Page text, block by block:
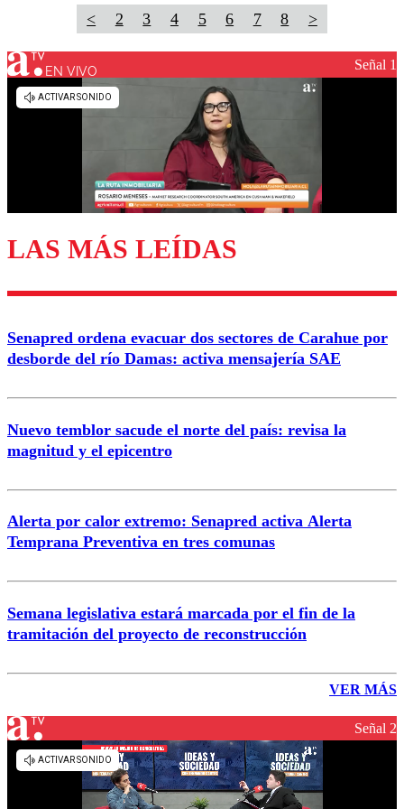
< 2 3 4 5 6 7 8 >
EN VIVO Señal 1
LAS MÁS LEÍDAS
Senapred ordena evacuar dos sectores de Carahue por
desborde del río Damas: activa mensajería SAE
Nuevo temblor sacude el norte del país: revisa la
magnitud y el epicentro
Alerta por calor extremo: Senapred activa Alerta
Temprana Preventiva en tres comunas
Semana legislativa estará marcada por el fin de la
tramitación del proyecto de reconstrucción
VER MÁS
Señal 2